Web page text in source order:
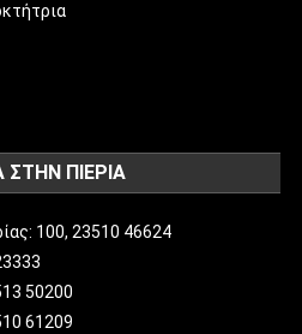
ΠΙΕΡΙΑ
100, 23510 46624
50200
61209